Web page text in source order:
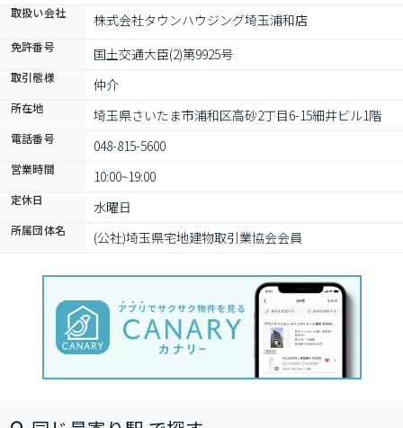
取扱い会社 株式会社タウンハウジング埼玉浦和店
免許番号 国土交通大臣(2)第9925号
取引態様 仲介
所在地 埼玉県さいたま市浦和区高砂2丁目6-15細井ビル1階
電話番号 048-815-5600
営業時間 10:00~19:00
定休日 水曜日
所属団体名 (公社)埼玉県宅地建物取引業協会会員